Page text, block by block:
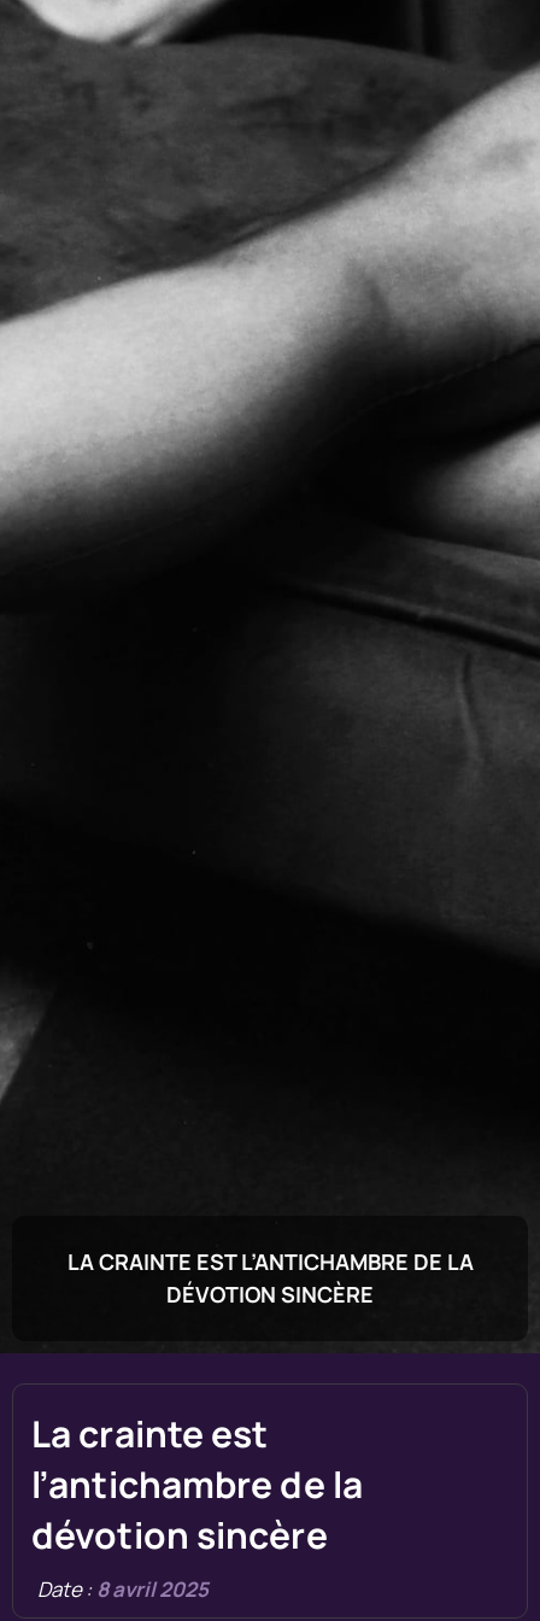
LA CRAINTE EST L’ANTICHAMBRE DE LA
DÉVOTION SINCÈRE
La crainte est
l’antichambre de la
dévotion sincère
Date : 8 avril 2025